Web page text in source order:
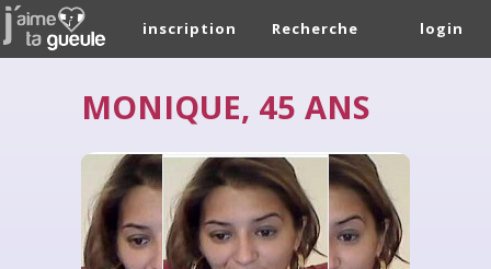
inscription Recherche login
MONIQUE, 45 ANS